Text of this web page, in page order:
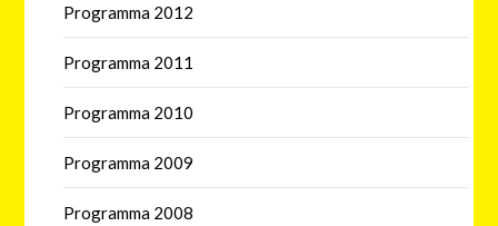
Programma 2012
Programma 2011
Programma 2010
Programma 2009
Programma 2008